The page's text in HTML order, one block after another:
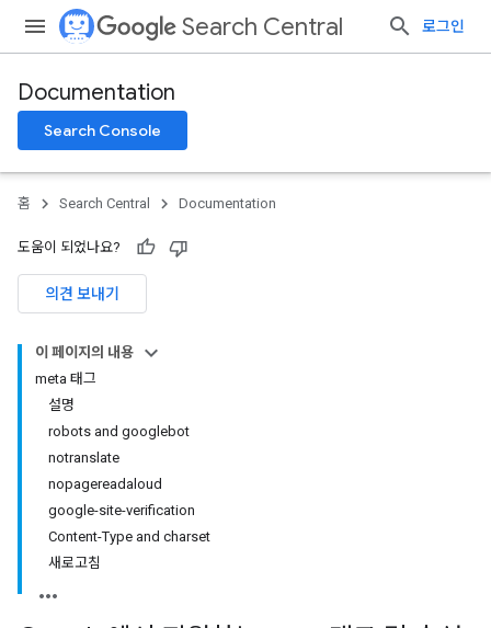
Search Central 로그인
Documentation
Search Console
홈 Search Central Documentation
도움이 되었나요?
의견 보내기
이 페이지의 내용
meta 태그
설명
robots and googlebot
notranslate
nopagereadaloud
google-site-verification
Content-Type and charset
새로고침